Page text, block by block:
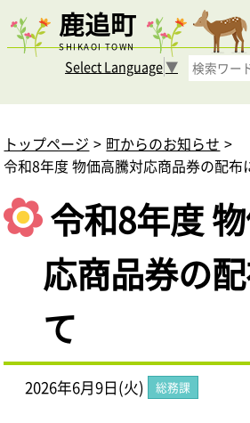
鹿追町
SHIKAOI TOWN
Select Language▼
トップページ
町からのお知らせ
令和8年度 物価高騰対応商品券の配布
令和8年度
応商品券の
て
2026年6月9日(火) 総務課